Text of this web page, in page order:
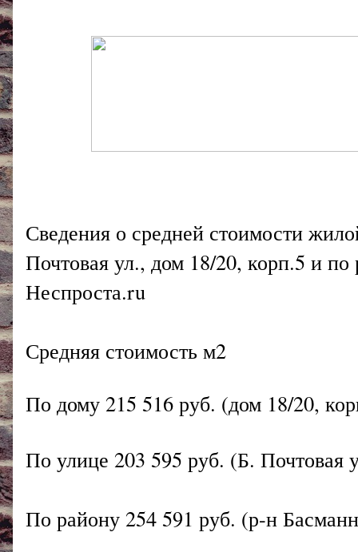
Сведения о средней стоимости
Почтовая ул., дом 18/20, корп.5 и
Неспроста.ru
Средняя стоимость м2
По дому 215 516 руб. (дом 18/20,
По улице 203 595 руб. (Б. Почтовая
По району 254 591 руб. (р-н